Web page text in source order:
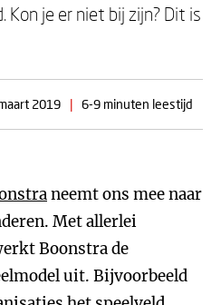
je er niet bij zijn? Dit is
2019 | 6-9 minuten leestijd
neemt ons mee naar
Met allerlei
Boonstra de
uit. Bijvoorbeeld